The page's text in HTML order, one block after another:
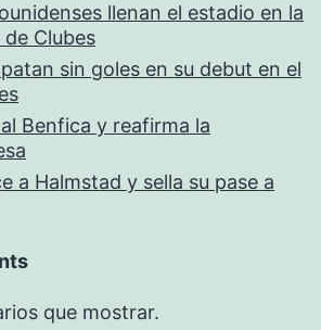
llenan el estadio en la
Clubes
sin goles en su debut en el
Benfica y reafirma la
a Halmstad y sella su pase a
que mostrar.